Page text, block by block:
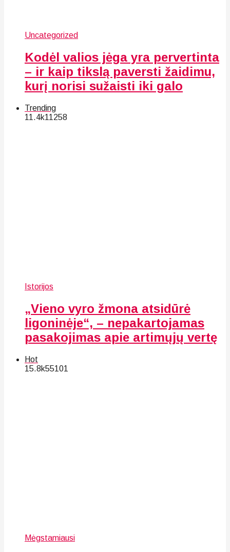
Uncategorized
Kodėl valios jėga yra pervertinta
– ir kaip tikslą paversti žaidimu,
kurį norisi sužaisti iki galo
Trending
11.4k11258
Istorijos
„Vieno vyro žmona atsidūrė
ligoninėje“, – nepakartojamas
pasakojimas apie artimųjų vertę
Hot
15.8k55101
Mėgstamiausi